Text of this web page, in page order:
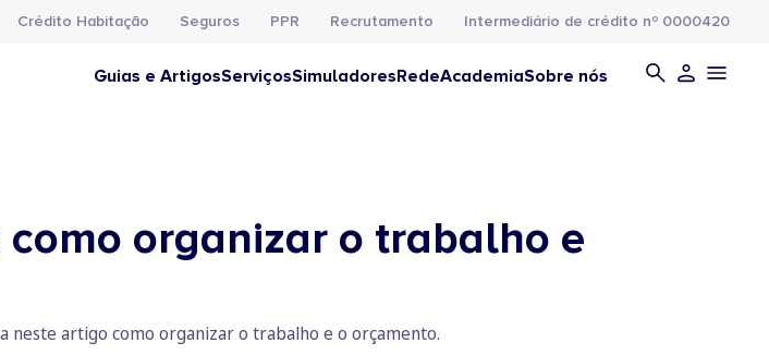
Crédito Habitação Seguros PPR Recrutamento Intermediário de crédito nº 0000420
Guias e ArtigosServiçosSimuladoresRedeAcademiaSobre nós
organizar o trabalho e
neste artigo como organizar o trabalho e o orçamento.